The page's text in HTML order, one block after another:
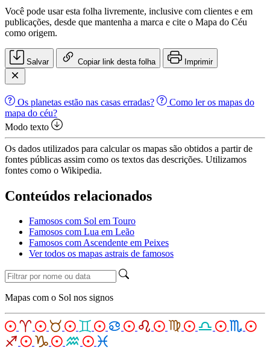
Você pode usar esta folha livremente, inclusive com clientes e em
publicações, desde que mantenha a marca e cite o Mapa do Céu
como origem.
Salvar Copiar link desta folha Imprimir
Os planetas estão nas casas erradas?
Como ler os mapas do
mapa do céu?
Modo texto
Os dados utilizados para calcular os mapas são obtidos a partir de
fontes públicas assim como os textos das descrições. Utilizamos
fontes como o Wikipedia.
Conteúdos relacionados
Famosos com Sol em Touro
Famosos com Lua em Leão
Famosos com Ascendente em Peixes
Ver todos os mapas astrais de famosos
Mapas com o Sol nos signos